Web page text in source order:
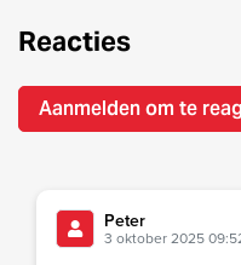
Reacties
Aanmelden om te
Peter
3 oktober 2025